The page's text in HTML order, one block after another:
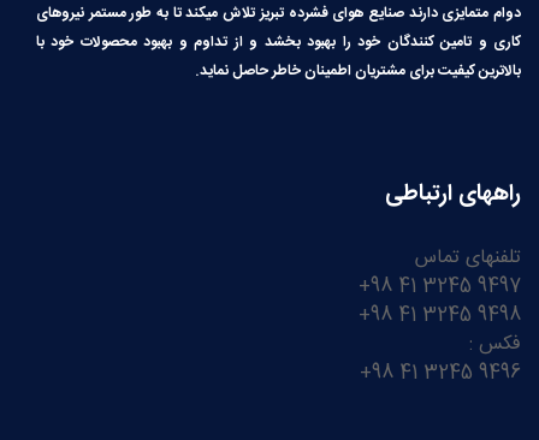
دوام متمایزی دارند صنایع هوای فشرده تبریز تلاش میکند تا به طور مستمر نیروهای
کاری و تامین کنندگان خود را بهبود بخشد و از تداوم و بهبود محصولات خود با
بالاترین کیفیت برای مشتریان اطمینان خاطر حاصل نماید.
راههای ارتباطی
تلفنهای تماس
9497 3245 41 98+
9498 3245 41 98+
فکس :
9496 3245 41 98+